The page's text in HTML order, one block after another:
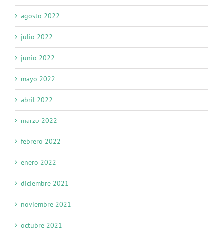
agosto 2022
julio 2022
junio 2022
mayo 2022
abril 2022
marzo 2022
febrero 2022
enero 2022
diciembre 2021
noviembre 2021
octubre 2021